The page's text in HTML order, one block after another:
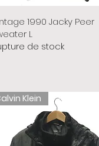
1990 Jacky Peer
L
de stock
Klein